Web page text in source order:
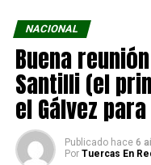
NACIONAL
Buena
Santilli (el
el Gálvez
Publicado hace 6
Por Tuercas En